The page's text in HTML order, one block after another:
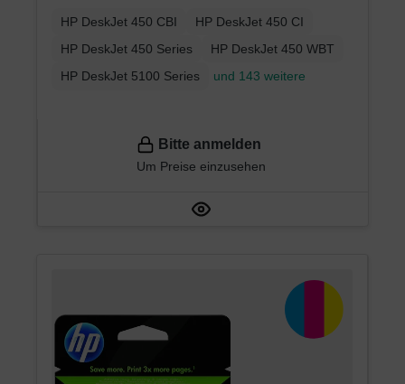
HP DeskJet 450 CBI
HP DeskJet 450 CI
HP DeskJet 450 Series
HP DeskJet 450 WBT
HP DeskJet 5100 Series
und 143 weitere
Bitte anmelden
Um Preise einzusehen